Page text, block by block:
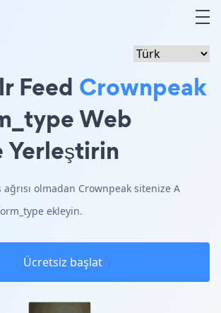
Feed Crownpeak
Web
Yerleştirin
olmadan Crownpeak sitenize A
ekleyin.
Ücretsiz başlat